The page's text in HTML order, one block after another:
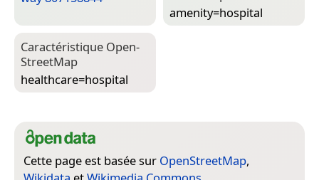
amenity=­hospital
Caractéristique Open­
Street­Map
healthcare=­hospital
Cette page est basée sur OpenStreetMap,